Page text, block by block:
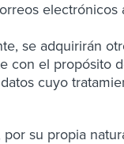
se adquirirán
con el propósito
cuyo
su propia